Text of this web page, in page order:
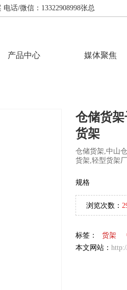
话/微信：13322908998张总
产品中心 媒体聚焦
仓储货
货架
仓储货架,中山
货架,轻型货架
规格
浏览次数：
标签： 货架
本文网站：